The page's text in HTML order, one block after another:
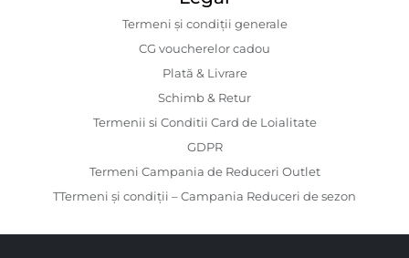
Termeni și condiții generale
CG voucherelor cadou
Plată & Livrare
Schimb & Retur
Termenii si Conditii Card de Loialitate
GDPR
Termeni Campania de Reduceri Outlet
TTermeni și condiții – Campania Reduceri de sezon